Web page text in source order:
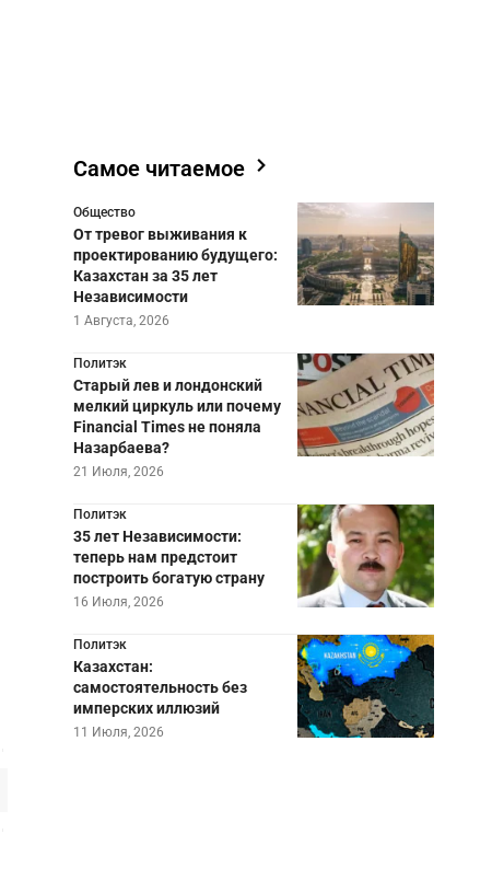
Самое читаемое
Общество
От тревог выживания к
проектированию будущего:
Казахстан за 35 лет
Независимости
1 Августа, 2026
Политэк
Старый лев и лондонский
мелкий циркуль или почему
Financial Times не поняла
Назарбаева?
21 Июля, 2026
Политэк
35 лет Независимости:
теперь нам предстоит
построить богатую страну
16 Июля, 2026
Политэк
Казахстан:
самостоятельность без
имперских иллюзий
11 Июля, 2026